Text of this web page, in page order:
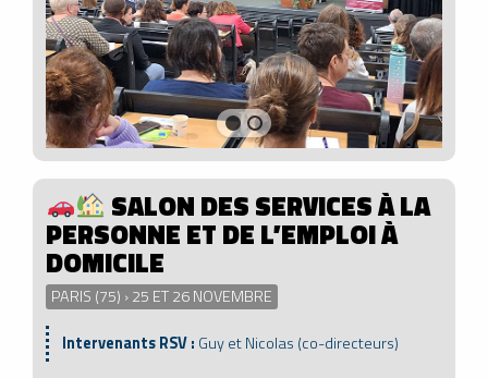
SALON DES SERVICES À LA
PERSONNE ET DE L’EMPLOI À
DOMICILE
PARIS (75) › 25 ET 26 NOVEMBRE
Intervenants RSV : Guy et Nicolas (co-directeurs)